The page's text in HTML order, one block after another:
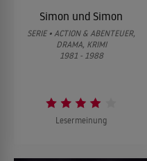
Simon und Simon
SERIE • ACTION & ABENTEUER,
DRAMA, KRIMI
1981 - 1988
Lesermeinung